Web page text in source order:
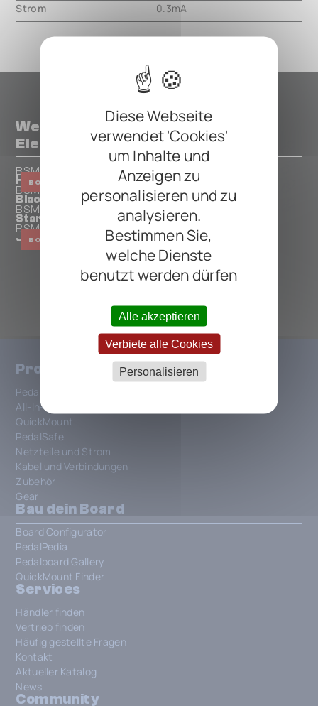
Diese Webseite
verwendet 'Cookies'
um Inhalte und
Anzeigen zu
personalisieren und zu
analysieren.
Bestimmen Sie,
welche Dienste
benutzt werden dürfen
Alle akzeptieren
Verbiete alle Cookies
Personalisieren
Strom
0.3mA
Weitere Pedals von BSM - Meiser
Electronics
BOOSTER
BSM - Meiser Electronics
Heritage Crunch Booster
BSM - Meiser Electronics
Black Box Booster
BSM - Meiser Electronics
Starbreaker Booster
BOOSTER
BSM - Meiser Electronics
J Fuzz
ALLE BSM - MEISER ELECTRONICS PEDALS
Produkte
Pedalboards
All-In-One Patchbays
QuickMount
PedalSafe
Netzteile und Strom
Kabel und Verbindungen
Zubehör
Gear
Bau dein Board
Board Configurator
PedalPedia
Pedalboard Gallery
QuickMount Finder
Services
Händler finden
Vertrieb finden
Häufig gestellte Fragen
Kontakt
Aktueller Katalog
News
Community